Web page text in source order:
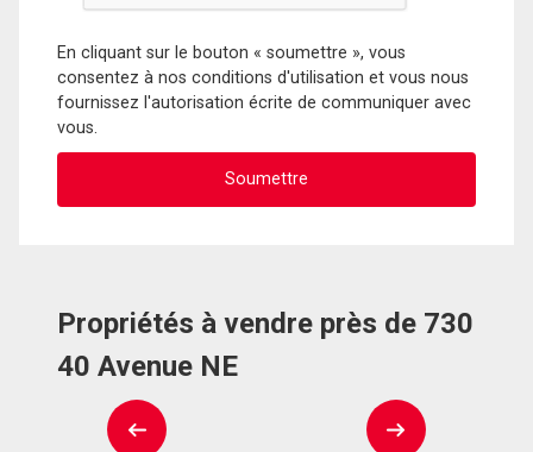
En cliquant sur le bouton « soumettre », vous
consentez à nos conditions d'utilisation et vous nous
fournissez l'autorisation écrite de communiquer avec
vous.
Propriétés à vendre près de 730
40 Avenue NE